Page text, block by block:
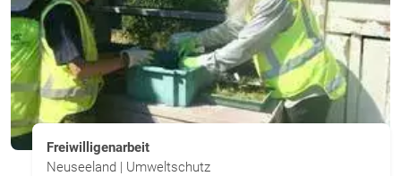
Freiwilligenarbeit
Neuseeland | Umweltschutz